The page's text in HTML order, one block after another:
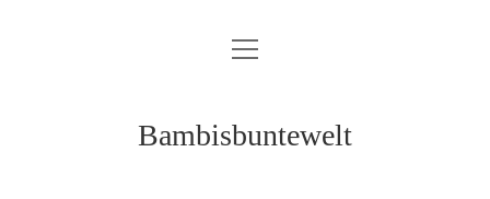
Über mich / Kontakt
Menü
Bambisbuntewelt